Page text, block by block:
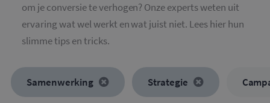
om je conversie te verhogen? Onze experts weten uit
ervaring wat wel werkt en wat juist niet. Lees hier hun
slimme tips en tricks.
Samenwerking Strategie